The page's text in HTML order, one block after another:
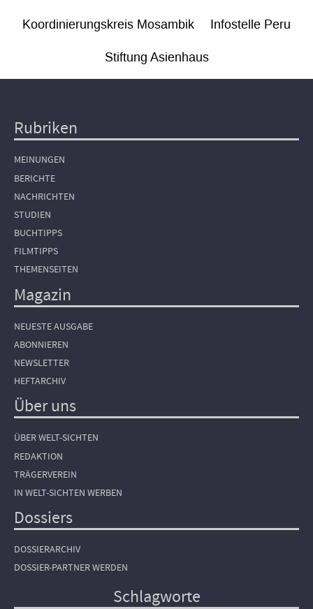
Koordinierungskreis Mosambik Infostelle Peru
Stiftung Asienhaus
Hauptnavigation
Rubriken
MEINUNGEN
BERICHTE
NACHRICHTEN
STUDIEN
BUCHTIPPS
FILMTIPPS
THEMENSEITEN
Magazin
NEUESTE AUSGABE
ABONNIEREN
NEWSLETTER
HEFTARCHIV
Über uns
ÜBER WELT-SICHTEN
REDAKTION
TRÄGERVEREIN
IN WELT-SICHTEN WERBEN
Dossiers
DOSSIERARCHIV
DOSSIER-PARTNER WERDEN
Schlagworte